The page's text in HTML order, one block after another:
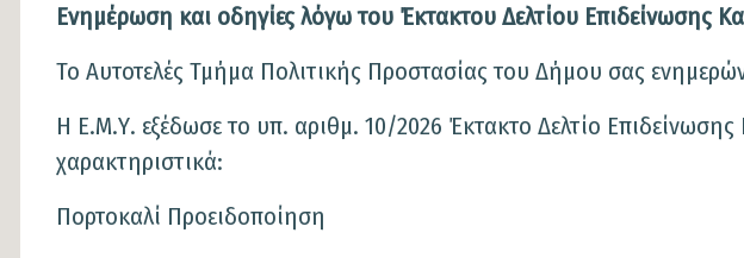
Ενημέρωση και οδηγίες λόγω του Έκτακτου Δελτίου Επιδείνωσης
Το Αυτοτελές Τμήμα Πολιτικής Προστασίας του
Η Ε.Μ.Υ. εξέδωσε το υπ. αριθμ. 10/2026 Έκτακτο Δελτίο
χαρακτηριστικά:
Πορτοκαλί Προειδοποίηση